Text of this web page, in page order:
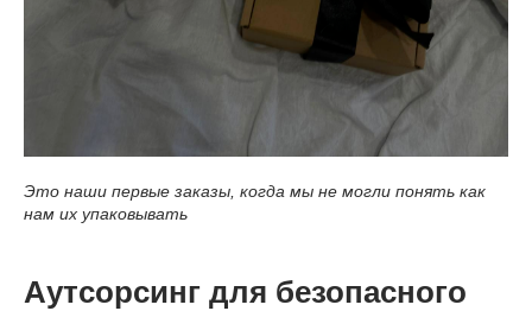
Это наши первые заказы, когда мы не могли понять как
нам их упаковывать
Аутсорсинг для безопасного